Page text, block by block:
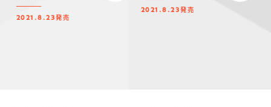
2021.8.23発売
2021.8.23発売